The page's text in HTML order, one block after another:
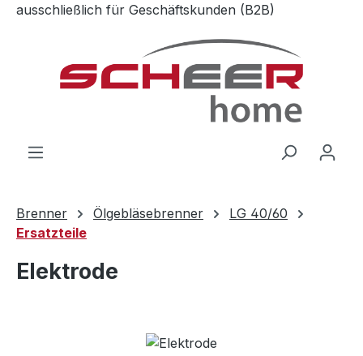
Zum Hauptinhalt springen
ausschließlich für Geschäftskunden (B2B)
Brenner Ölgebläsebrenner
LG 40/60
Ersatzteile
Elektrode
Bildergalerie überspringen